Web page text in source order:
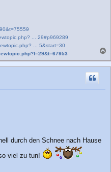
... 29#p969289
... 5&start=30
a
c
durch den Schnee nach Hause
viel zu tun!